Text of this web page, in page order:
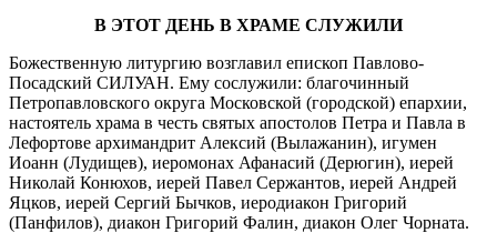
В ЭТОТ ДЕНЬ В ХРАМЕ СЛУЖИЛИ
Божественную литургию возглавил епископ Павлово-
Посадский СИЛУАН. Ему сослужили: благочинный
Петропавловского округа Московской (городской) епархии,
настоятель храма в честь святых апостолов Петра и Павла в
Лефортове архимандрит Алексий (Вылажанин), игумен
Иоанн (Лудищев), иеромонах Афанасий (Дерюгин), иерей
Николай Конюхов, иерей Павел Сержантов, иерей Андрей
Яцков, иерей Сергий Бычков, иеродиакон Григорий
(Панфилов), диакон Григорий Фалин, диакон Олег Чорната.